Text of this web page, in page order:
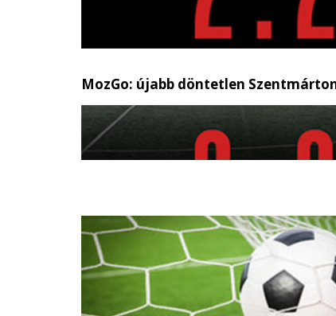
MozGo: újabb döntetlen